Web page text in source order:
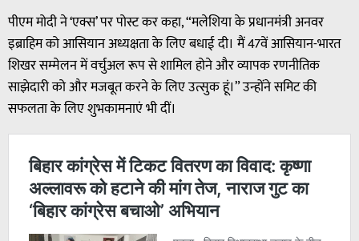
पीएम मोदी ने ‘एक्स’ पर पोस्ट कर कहा, “मलेशिया के प्रधानमंत्री अनवर
इब्राहिम को आसियान अध्यक्षता के लिए बधाई दी। मैं 47वें आसियान-भारत
शिखर सम्मेलन में वर्चुअल रूप से शामिल होने और व्यापक रणनीतिक
साझेदारी को और मजबूत करने के लिए उत्सुक हूं।” उन्होंने समिट की
सफलता के लिए शुभकामनाएं भी दीं।